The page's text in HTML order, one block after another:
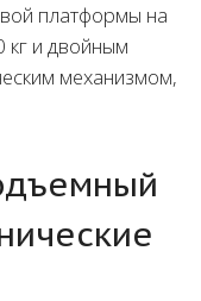
платформы на
кг и двойным
механизмом,